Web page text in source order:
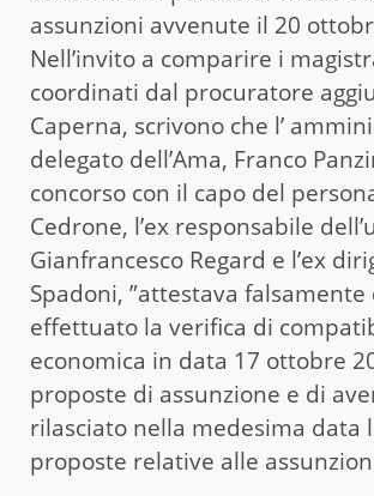
assunzioni avvenute il 20
Nell’invito a comparire i
coordinati dal procuratore
Caperna, scrivono che l’
delegato dell’Ama, Franco
concorso con il capo del
Cedrone, l’ex responsabile
Gianfrancesco Regard e l’ex
Spadoni, ”attestava falsamente
effettuato la verifica di
economica in data 17 ottobre
proposte di assunzione e di
rilasciato nella medesima data
proposte relative alle